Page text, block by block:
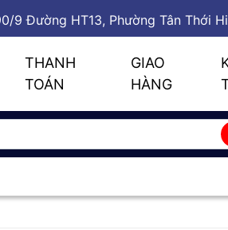
9 Đường HT13, Phường Tân Thới
THANH
TOÁN
GIAO
HÀNG